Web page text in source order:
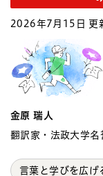
2026年7月15日 更
金原 瑞人
翻訳家・法政大学名
言葉と学びを広げ